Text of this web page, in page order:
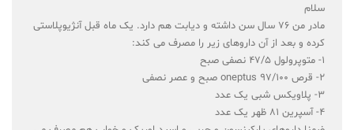
سلام
مادر من ۷۶ سال سن داشته و دیابت هم دارد. یک ماه قبل آنژیوپلاستی
کرده و بعد از آن داروهای زیر را مصرف می کند:
۱- متوپرولول ۴۷/۵ نصفی صبح
۲- قرص oneptus 97/100 صبح و عصر نصفی
۳- پلاویکس شبی یک عدد
۴- آسپرین ۸۱ ظهر یک عدد